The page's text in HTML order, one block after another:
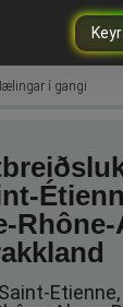
í gangi
Rhône-